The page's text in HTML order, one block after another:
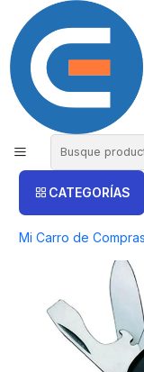
CATEGORÍAS
Mi Carro de Compras
Inicio Victorinox
Navaja Victorinox